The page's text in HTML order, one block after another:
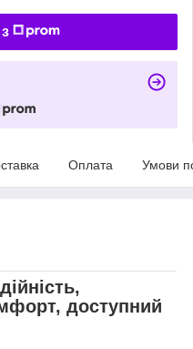
Оплата Умови
доступний